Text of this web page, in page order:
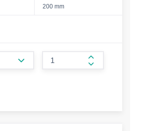
200 mm
form.increase-